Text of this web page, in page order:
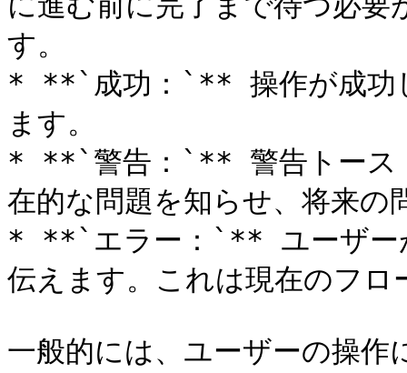
す。
* **`成功：`** 操作が成功
ます。
* **`警告：`** 警告トース
在的な問題を知らせ、将来の
* **`エラー：`** ユーザー
伝えます。これは現在のフロ
一般的には、ユーザーの操